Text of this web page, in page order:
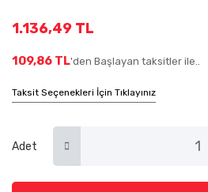
1.136,49 TL
109,86 TL'den Başlayan taksitler ile..
Taksit Seçenekleri İçin Tıklayınız
Adet